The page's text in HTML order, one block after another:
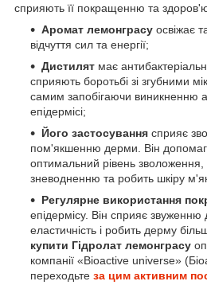
сприяють її покращенню та
Аромат лемонграсу освіжає
відчуття сил та енергії;
Дистилят має
сприяють боротьбі зі згубними
самим запобігаючи виникненню
епідермісі;
Його застосування сприяє
пом'якшенню дерми. Він
оптимальний рівень зволоження,
зневодненню та робить шкіру
Регулярне використання
епідермісу. Він сприяє
еластичність і робить дерму
купити Гідролат лемонграсу
компанії «Bioactive universe»
переходьте за цим активним